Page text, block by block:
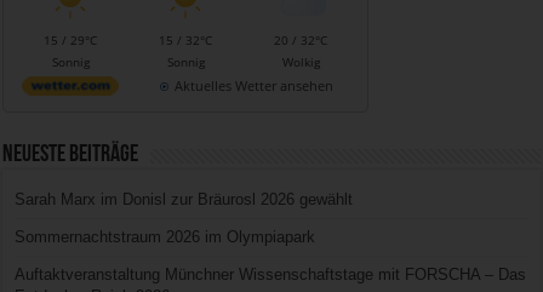
15 / 29°C
Sonnig
15 / 32°C
Sonnig
20 / 32°C
Wolkig
Aktuelles Wetter ansehen
Neueste Beiträge
Sarah Marx im Donisl zur Bräurosl 2026 gewählt
Sommernachtstraum 2026 im Olympiapark
Auftaktveranstaltung Münchner Wissenschaftstage mit FORSCHA – Das